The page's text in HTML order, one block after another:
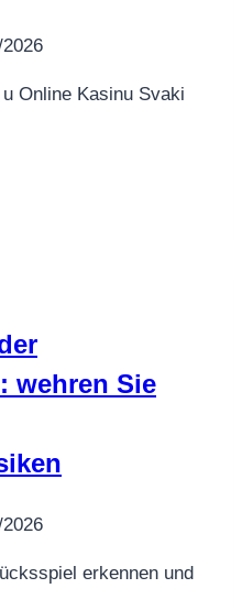
Online Kasinu Svaki
wehren Sie
erkennen und